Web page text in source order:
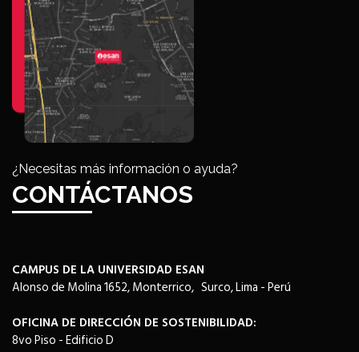
¿Necesitas más información o ayuda?
CONTÁCTANOS
CAMPUS DE LA UNIVERSIDAD ESAN
Alonso de Molina 1652, Monterrico, Surco, Lima - Perú
OFICINA DE DIRECCIÓN DE SOSTENIBILIDAD:
8vo Piso - Edificio D